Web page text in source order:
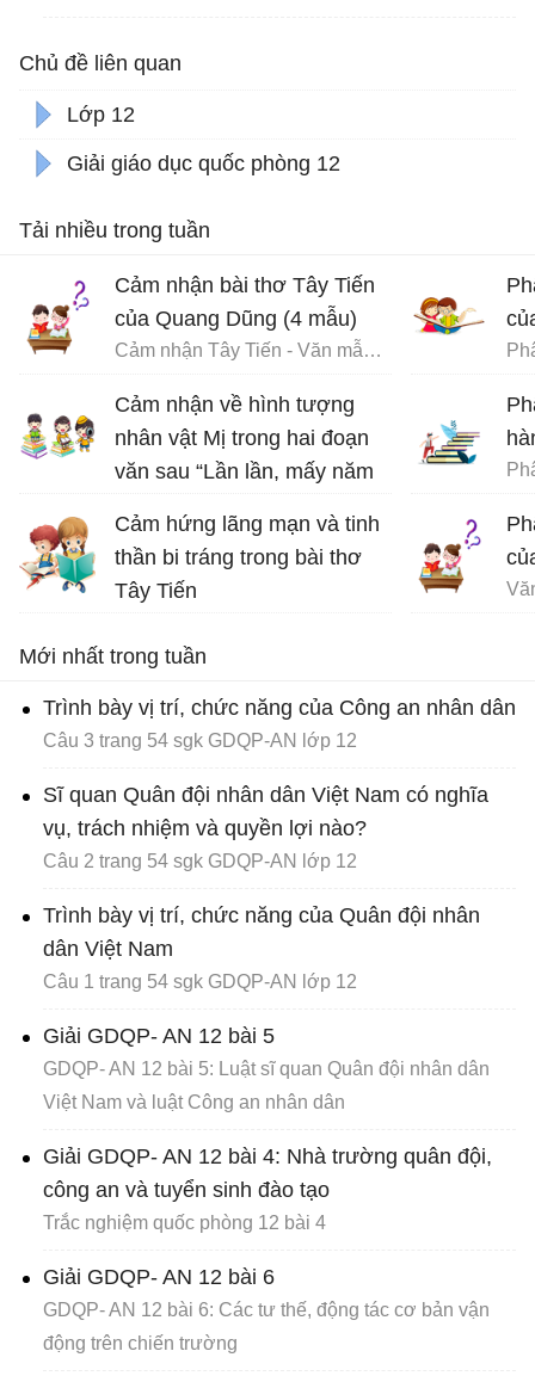
Chủ đề liên quan
Lớp 12
Giải giáo dục quốc phòng 12
Tải nhiều trong tuần
Cảm nhận bài thơ Tây Tiến
của Quang Dũng (4 mẫu)
Cảm nhận Tây Tiến - Văn mẫu 12
Cảm nhận về hình tượng
nhân vật Mị trong hai đoạn
văn sau “Lần lần, mấy năm
ngay, chứ không buồn nhớ
lại nữa”
Văn mẫu 12
Cảm hứng lãng mạn và tinh
thần bi tráng trong bài thơ
Tây Tiến
Mới nhất trong tuần
Trình bày vị trí, chức năng của Công an nhân dân
Câu 3 trang 54 sgk GDQP-AN lớp 12
Sĩ quan Quân đội nhân dân Việt Nam có nghĩa
vụ, trách nhiệm và quyền lợi nào?
Câu 2 trang 54 sgk GDQP-AN lớp 12
Trình bày vị trí, chức năng của Quân đội nhân
dân Việt Nam
Câu 1 trang 54 sgk GDQP-AN lớp 12
Giải GDQP- AN 12 bài 5
GDQP- AN 12 bài 5: Luật sĩ quan Quân đội nhân dân
Việt Nam và luật Công an nhân dân
Giải GDQP- AN 12 bài 4: Nhà trường quân đội,
công an và tuyển sinh đào tạo
Trắc nghiệm quốc phòng 12 bài 4
Giải GDQP- AN 12 bài 6
GDQP- AN 12 bài 6: Các tư thế, động tác cơ bản vận
động trên chiến trường